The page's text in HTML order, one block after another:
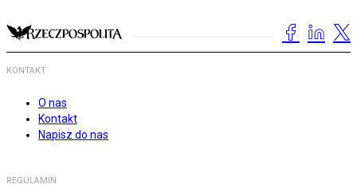
KONTAKT
O nas
Kontakt
Napisz do nas
REGULAMIN